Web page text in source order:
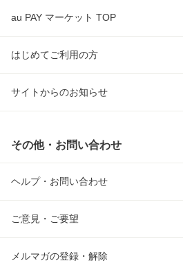
au PAY マーケット TOP
はじめてご利用の方
サイトからのお知らせ
その他・お問い合わせ
ヘルプ・お問い合わせ
ご意見・ご要望
メルマガの登録・解除